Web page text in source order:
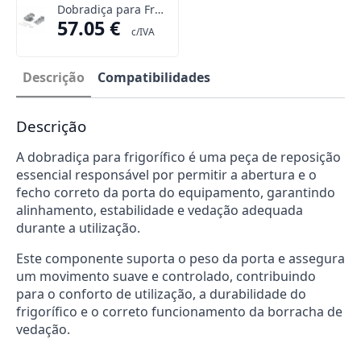
Dobradiça para Frigorífico Bosch 00481147
57.05€ c/IVA
Descrição Compatibilidades
Descrição
A dobradiça para frigorífico é uma peça de reposição
essencial responsável por permitir a abertura e o
fecho correto da porta do equipamento, garantindo
alinhamento, estabilidade e vedação adequada
durante a utilização.
Este componente suporta o peso da porta e assegura
um movimento suave e controlado, contribuindo
para o conforto de utilização, a durabilidade do
frigorífico e o correto funcionamento da borracha de
vedação.